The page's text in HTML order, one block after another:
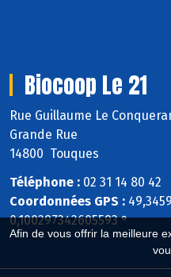
Afin de vous offrir la meilleure
Biocoop Le 21
Rue Guillaume Le
Grande Rue
14800 Touques
Téléphone : 02 31 14 80 42
Coordonnées GPS :
0,100297342605593 °